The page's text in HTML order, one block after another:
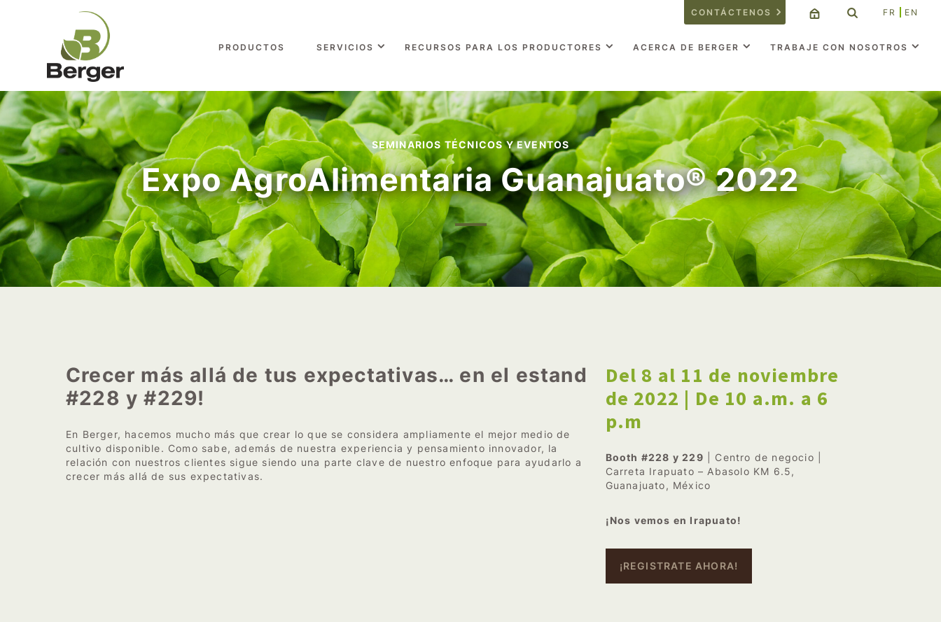
CONTÁCTENOS FR EN
PRODUCTOS SERVICIOS RECURSOS PARA LOS PRODUCTORES ACERCA DE BERGER TRABAJE CON NOSOTROS
SEMINARIOS TÉCNICOS Y EVENTOS
Expo AgroAlimentaria Guanajuato® 2022
Crecer más allá de tus expectativas… en el estand
#228 y #229!
En Berger, hacemos mucho más que crear lo que se considera ampliamente el mejor medio de
cultivo disponible. Como sabe, además de nuestra experiencia y pensamiento innovador, la
relación con nuestros clientes sigue siendo una parte clave de nuestro enfoque para ayudarlo a
crecer más allá de sus expectativas.
Del 8 al 11 de noviembre
de 2022 | De 10 a.m. a 6
p.m
Booth #228 y 229 | Centro de negocio |
Carreta Irapuato – Abasolo KM 6.5,
Guanajuato, México
¡Nos vemos en Irapuato!
¡REGISTRATE AHORA!